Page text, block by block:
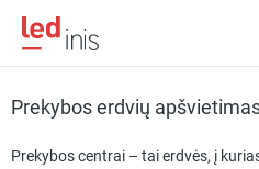
Prekybos erdvių
Prekybos centrai – tai erdvės, į